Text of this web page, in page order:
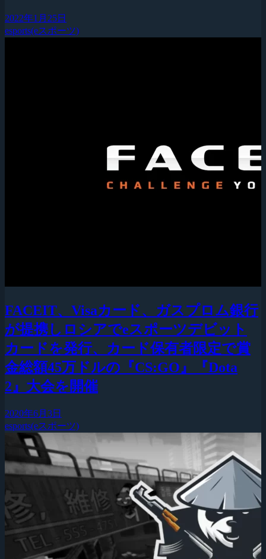
2022年1月25日
esports(eスポーツ)
FACEIT、Visaカード、ガスプロム銀行
が提携しロシアでeスポーツデビット
カードを発行、カード保有者限定で賞
金総額45万ドルの『CS:GO』『Dota
2』大会を開催
2020年6月3日
esports(eスポーツ)